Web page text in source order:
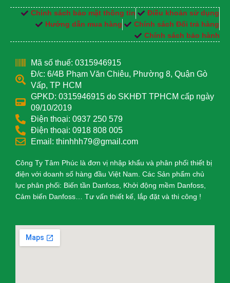
Chính sách bảo mật thông tin
Điều khoản sử dụng
Hướng dẫn mua hàng
Chính sách Đổi trả hàng
Chính sách bảo hành
Mã số thuế: 0315946915
Đ/c: 6/4B Phạm Văn Chiêu, Phường 8, Quận Gò
Vấp, TP HCM
GPKD: 0315946915 do SKHĐT TPHCM cấp ngày
09/10/2019
Điện thoại: 0937 250 579
Điện thoại: 0918 808 005
Email: thinhhh79@gmail.com
Công Ty Tâm Phúc là đơn vị nhập khẩu và phân phối thiết bị
điện với doanh số hàng đầu Việt Nam. Các Sản phẩm chủ
lực phân phối: Biến tần Danfoss, Khởi động mềm Danfoss,
Cảm biến Danfoss… Tư vấn thiết kế, lắp đặt và thi công !